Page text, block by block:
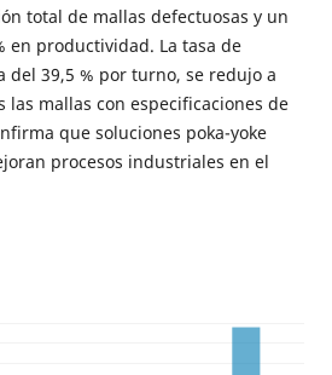
total de mallas defectuosas y un
en productividad. La tasa de
del 39,5 % por turno, se redujo a
las mallas con especificaciones de
que soluciones poka-yoke
procesos industriales en el